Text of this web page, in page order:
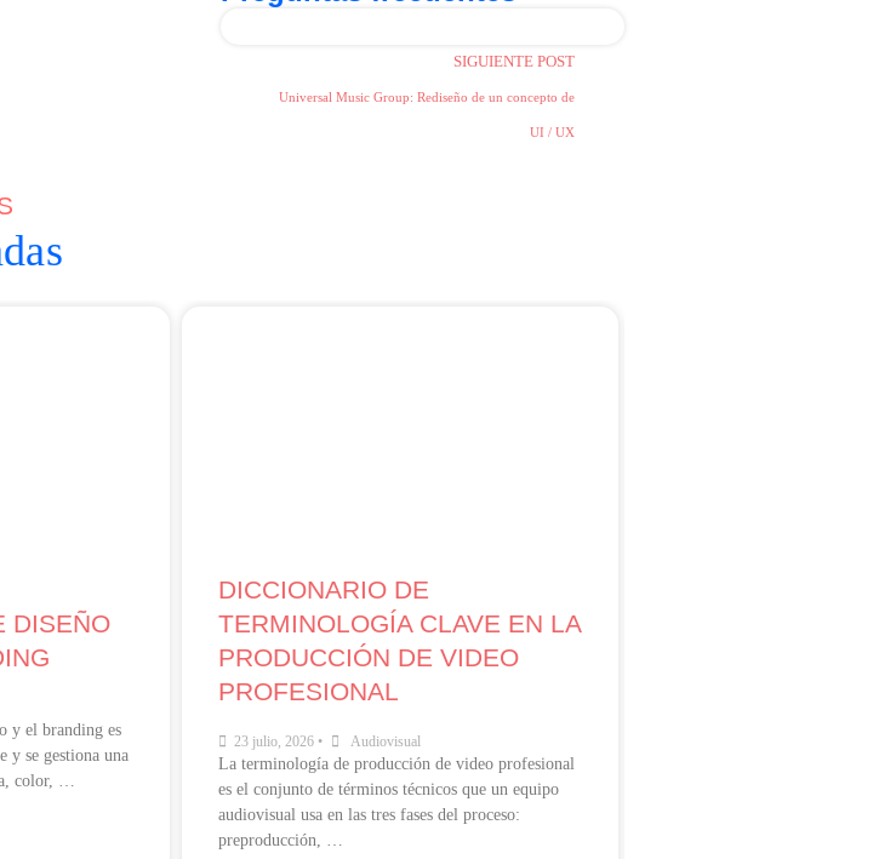
SIGUIENTE POST
Universal Music Group: Rediseño de un concepto de
UI / UX
DISEÑO
y el branding es
y se gestiona una
color, …
DICCIONARIO DE
TERMINOLOGÍA CLAVE EN LA
PRODUCCIÓN DE VIDEO
PROFESIONAL
23 julio, 2026 • Audiovisual
La terminología de producción de video profesional
es el conjunto de términos técnicos que un equipo
audiovisual usa en las tres fases del proceso:
preproducción, …